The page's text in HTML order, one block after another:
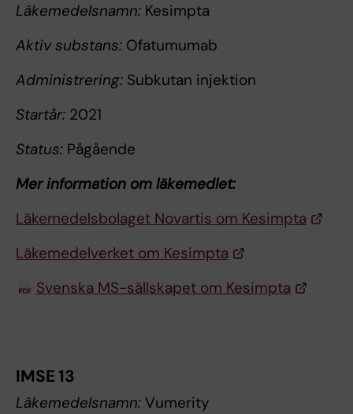
Läkemedelsnamn: Kesimpta
Aktiv substans: Ofatumumab
Administrering: Subkutan injektion
Startår: 2021
Status: Pågående
Mer information om läkemedlet:
Läkemedelsbolaget Novartis om Kesimpta
Läkemedelverket om Kesimpta
Svenska MS-sällskapet om Kesimpta
IMSE 13
Läkemedelsnamn: Vumerity